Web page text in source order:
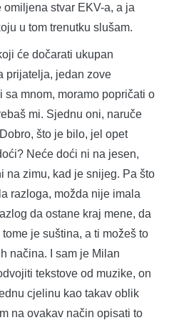
stvar EKV-a, a ja
u tom trenutku slušam.
će dočarati ukupan
prijatelja, jedan zove
mnom, moramo popričati o
mi. Sjednu oni, naruče
što je bilo, jel opet
Neće doći ni na jesen,
na zimu, kad je snijeg. Pa što
razloga, možda nije imala
da ostane kraj mene, da
je suština, a ti možeš to
načina. I sam je Milan
tekstove od muzike, on
cjelinu kao takav oblik
na ovakav način opisati to